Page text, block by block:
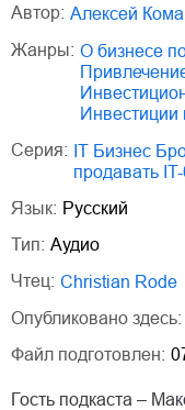
Автор:
Алексей
Жанры:
о бизнесе
Серия:
продавать
Язык: Русский
Тип: Аудио
Чтец:
Christian Rode
Опубликовано здесь:
Файл подготовлен:
Гость подкаста –